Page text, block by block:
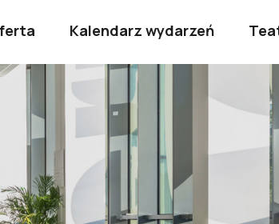
Kalendarz wydarzeń